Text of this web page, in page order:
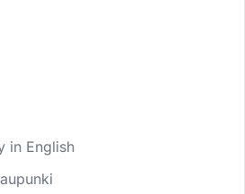
in English